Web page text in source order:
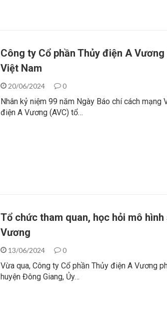
Công ty Cổ phần Thủy điện A
Việt Nam
20/06/2024 0
Nhân kỷ niệm 99 năm Ngày Báo chí cách
điện A Vương (AVC) tổ…
Tổ chức tham quan, học hỏi mô
Vương
13/06/2024 0
Vừa qua, Công ty Cổ phần Thủy điện A Vương
huyện Đông Giang, Ủy…